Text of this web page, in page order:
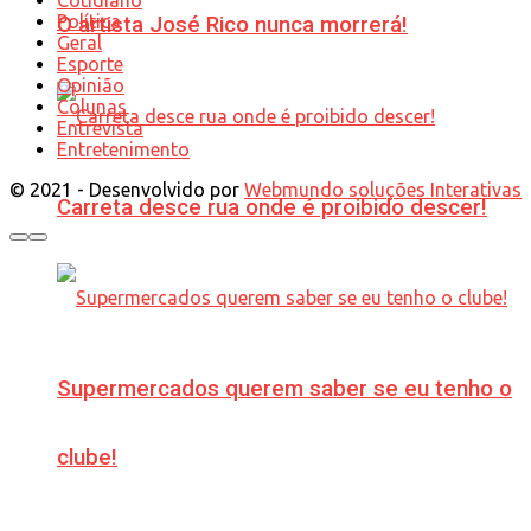
O artista José Rico nunca morrerá!
Carreta desce rua onde é proibido descer!
Supermercados querem saber se eu tenho o
clube!
Política
Geral
Esporte
Opinião
Colunas
Entrevista
Entretenimento
© 2021 - Desenvolvido por Webmundo soluções Interativas